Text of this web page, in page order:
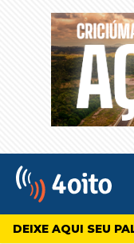
4oito
DEIXE AQUI SEU